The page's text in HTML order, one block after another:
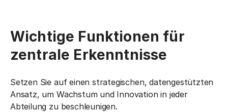
Wichtige Funktionen für
zentrale Erkenntnisse
Setzen Sie auf einen strategischen, datengestützten
Ansatz, um Wachstum und Innovation in jeder
Abteilung zu beschleunigen.